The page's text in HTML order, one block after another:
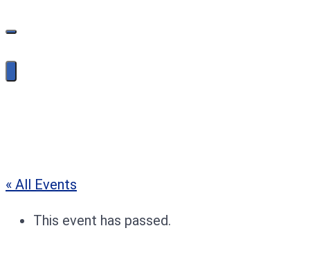
« All Events
This event has passed.